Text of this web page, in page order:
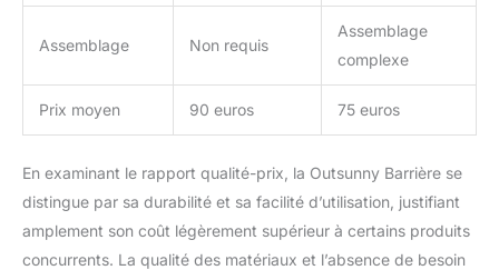
Assemblage Non requis
Assemblage
complexe
Prix moyen 90 euros 75 euros
En examinant le rapport qualité-prix, la Outsunny Barrière se
distingue par sa durabilité et sa facilité d’utilisation, justifiant
amplement son coût légèrement supérieur à certains produits
concurrents. La qualité des matériaux et l’absence de besoin